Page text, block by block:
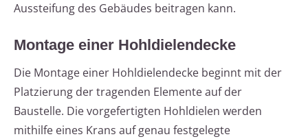
Aussteifung des Gebäudes beitragen kann.
Montage einer Hohldielendecke
Die Montage einer Hohldielendecke beginnt mit der
Platzierung der tragenden Elemente auf der
Baustelle. Die vorgefertigten Hohldielen werden
mithilfe eines Krans auf genau festgelegte